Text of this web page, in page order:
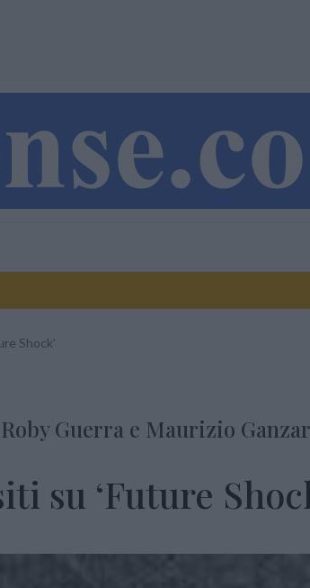
Shock’
Guerra e Maurizio
su ‘Future